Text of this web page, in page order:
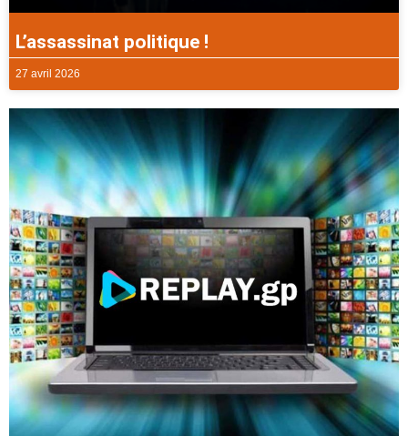
L’assassinat politique !
27 avril 2026